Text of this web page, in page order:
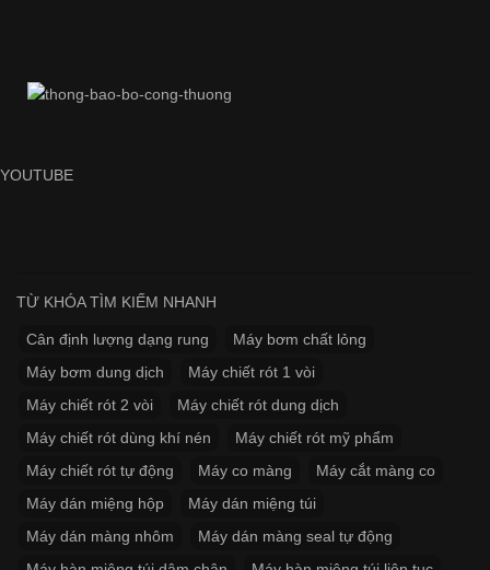
YOUTUBE
TỪ KHÓA TÌM KIẾM NHANH
Cân định lượng dạng rung
Máy bơm chất lỏng
Máy bơm dung dịch
Máy chiết rót 1 vòi
Máy chiết rót 2 vòi
Máy chiết rót dung dịch
Máy chiết rót dùng khí nén
Máy chiết rót mỹ phẩm
Máy chiết rót tự động
Máy co màng
Máy cắt màng co
Máy dán miệng hộp
Máy dán miệng túi
Máy dán màng nhôm
Máy dán màng seal tự động